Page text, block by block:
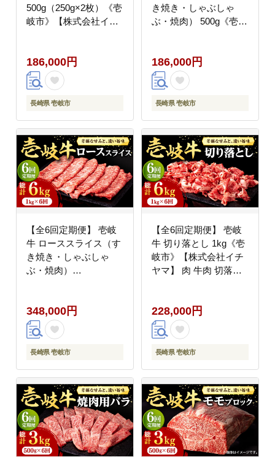
500g（250g×2枚）《壱
岐市》【株式会社イチ
BBQ [JFE030] 200000
200000円 20万円
186,000円
長崎県 壱岐市
き焼き・しゃぶしゃ
ぶ・焼肉） 500g《壱岐
ライス [JFE031]
200000 200000円 20万
円
186,000円
長崎県 壱岐市
【全6回定期便】 壱岐
牛 ローススライス（す
き焼き・しゃぶしゃ
ぶ・焼肉）
イチヤマ】 肉 牛肉 ロ
ース スライス [JFE032]
300000 300000円 30万
円
348,000円
長崎県 壱岐市
【全6回定期便】 壱岐
牛 切り落とし 1kg《壱
岐市》【株式会社イチ
ヤマ】 肉 牛肉 切落し
200000円 20万円
228,000円
長崎県 壱岐市